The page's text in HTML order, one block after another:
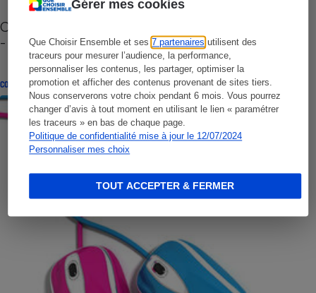
Gérer mes cookies
Que Choisir Ensemble et ses7 partenaires utilisent des
traceurs pour mesurer l’audience, la performance,
personnaliser les contenus, les partager, optimiser la
promotion et afficher des contenus provenant de sites tiers.
Nous conserverons votre choix pendant 6 mois. Vous pourrez
changer d’avis à tout moment en utilisant le lien « paramétrer
les traceurs » en bas de chaque page.
Politique de confidentialité mise à jour le 12/07/2024
Personnaliser mes choix
TOUT ACCEPTER & FERMER
Cafetière à capsules zéro déchet CoffeeB (vidéo)
- Premières impressions
CONSEILS